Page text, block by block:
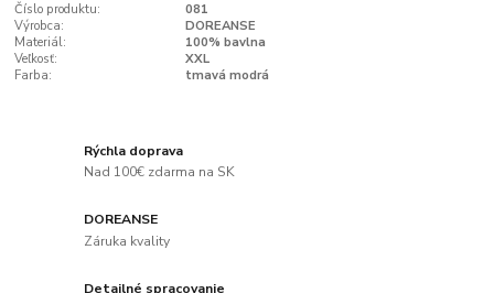
Číslo produktu:
081
Výrobca:
DOREANSE
Materiál:
100% bavlna
Veľkosť:
XXL
Farba:
tmavá modrá
Rýchla doprava
Nad 100€ zdarma na SK
DOREANSE
Záruka kvality
Detailné spracovanie